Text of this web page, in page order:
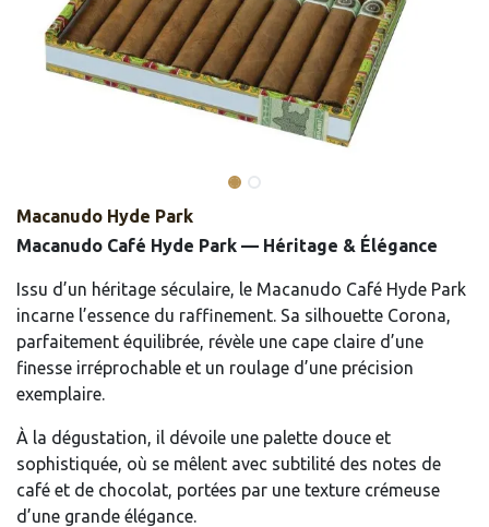
Macanudo Hyde Park
Macanudo Café Hyde Park — Héritage & Élégance
Issu d’un héritage séculaire, le Macanudo Café Hyde Park
incarne l’essence du raffinement. Sa silhouette Corona,
parfaitement équilibrée, révèle une cape claire d’une
finesse irréprochable et un roulage d’une précision
exemplaire.
À la dégustation, il dévoile une palette douce et
sophistiquée, où se mêlent avec subtilité des notes de
café et de chocolat, portées par une texture crémeuse
d’une grande élégance.